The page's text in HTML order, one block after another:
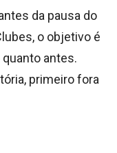
da pausa do
o objetivo é
antes.
primeiro fora